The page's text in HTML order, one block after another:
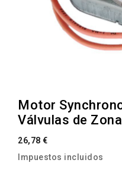
Motor
Válvulas de Zona
26,78 €
Impuestos incluidos